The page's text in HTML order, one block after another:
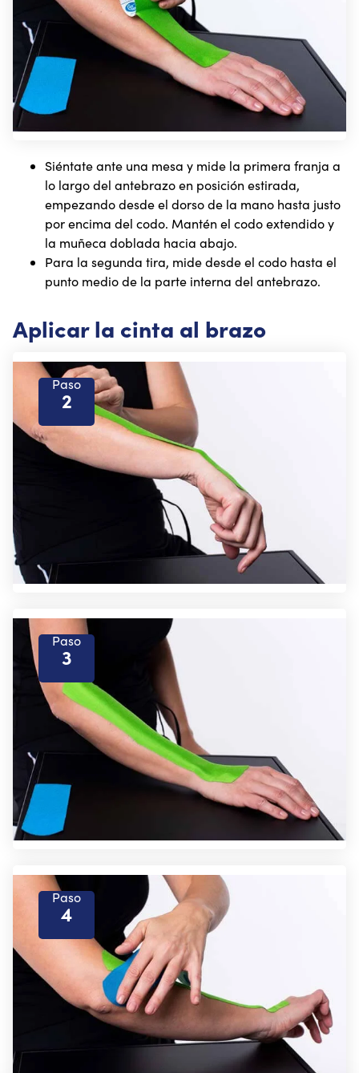
Siéntate ante una mesa y mide la primera franja a
lo largo del antebrazo en posición estirada,
empezando desde el dorso de la mano hasta justo
por encima del codo. Mantén el codo extendido y
la muñeca doblada hacia abajo.
Para la segunda tira, mide desde el codo hasta el
punto medio de la parte interna del antebrazo.
Aplicar la cinta al brazo
Paso
2
Paso
3
Paso
4